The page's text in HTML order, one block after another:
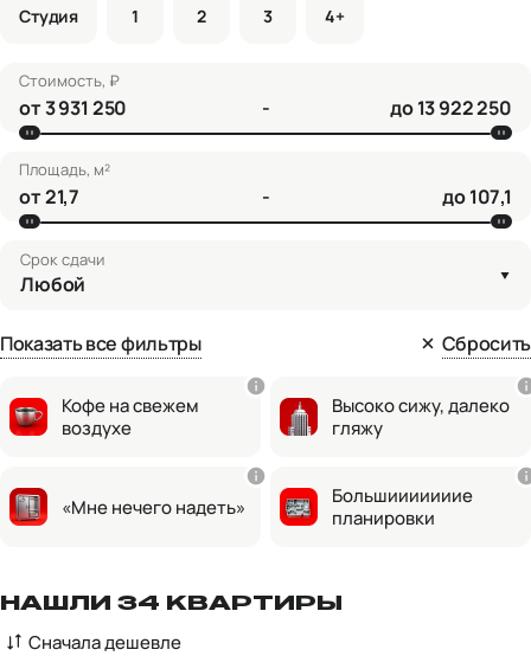
Студия 1 2 3 4+
Стоимость, ₽
от - до
Площадь, м²
от - до
Срок сдачи
Любой
Показать все фильтры Сбросить
Кофе на свежем
воздухе
Высоко сижу, далеко
гляжу
«Мне нечего надеть»
Большииииииие
планировки
НАШЛИ 34 КВАРТИРЫ
Сначала дешевле